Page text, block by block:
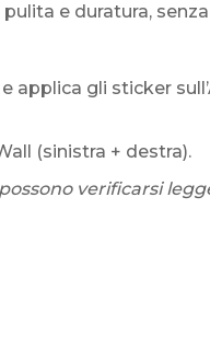
e duratura,
gli sticker
(sinistra + destra).
verificarsi